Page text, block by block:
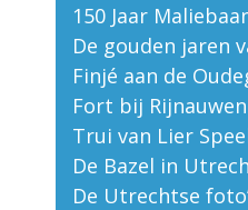
150 Jaar
De gouden jaren
Finjé aan de
Fort bij Rijnauwen
Trui van Lier
De Bazel in
De Utrechtse